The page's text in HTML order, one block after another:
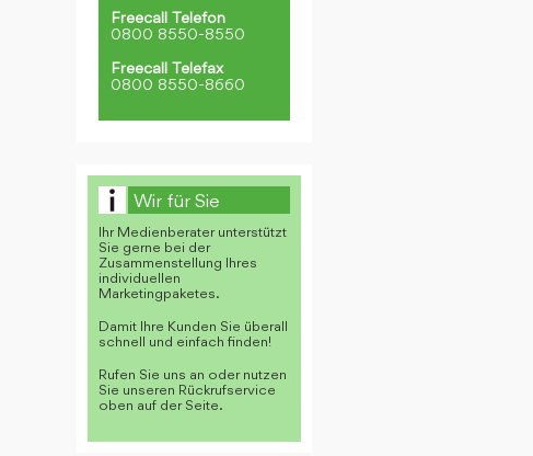
Freecall Telefon
0800 8550-8550
Freecall Telefax
0800 8550-8660
Wir für Sie
Ihr Medienberater unterstützt
Sie gerne bei der
Zusammenstellung Ihres
individuellen
Marketingpaketes.
Damit Ihre Kunden Sie überall
schnell und einfach finden!
Rufen Sie uns an oder nutzen
Sie unseren Rückrufservice
oben auf der Seite.